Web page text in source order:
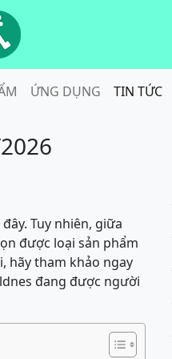
ỨNG DỤNG TIN TỨC
Tuy nhiên, giữa
được loại sản phẩm
hãy tham khảo ngay
đang được người